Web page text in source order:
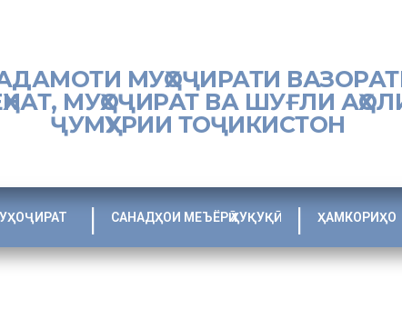
МУҲОҶИРАТИ
МУҲОҶИРАТ ВА ШУҒЛИ
ҶУМҲУРИИ ТОҶИКИСТОН
САНАДҲОИ МЕЪЁРӢ ҲУҚУҚӢ ҲАМКОРИҲО